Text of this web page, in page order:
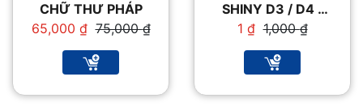
CHỮ THƯ PHÁP
75,000₫
Giá
là:
75,000 ₫.
65,000 ₫ Giá
tại
là:
SHINY D3 / D4 /
D5
1,000₫
Giá
là:
1,000 ₫.
1 ₫
Giá
tại
là: